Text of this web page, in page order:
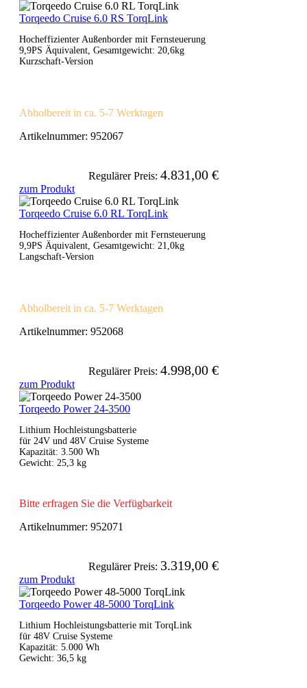
Torqeedo Cruise 6.0 RS TorqLink
Hocheffizienter Außenborder mit Fernsteuerung
9,9PS Äquivalent, Gesamtgewicht: 20,6kg
Kurzschaft-Version
Abholbereit in ca. 5-7 Werktagen
Artikelnummer: 952067
Regulärer Preis: 4.831,00 €
zum Produkt
Torqeedo Cruise 6.0 RL TorqLink
Hocheffizienter Außenborder mit Fernsteuerung
9,9PS Äquivalent, Gesamtgewicht: 21,0kg
Langschaft-Version
Abholbereit in ca. 5-7 Werktagen
Artikelnummer: 952068
Regulärer Preis: 4.998,00 €
zum Produkt
Torqeedo Power 24-3500
Lithium Hochleistungsbatterie
für 24V und 48V Cruise Systeme
Kapazität: 3.500 Wh
Gewicht: 25,3 kg
Bitte erfragen Sie die Verfügbarkeit
Artikelnummer: 952071
Regulärer Preis: 3.319,00 €
zum Produkt
Torqeedo Power 48-5000 TorqLink
Lithium Hochleistungsbatterie mit TorqLink
für 48V Cruise Systeme
Kapazität: 5.000 Wh
Gewicht: 36,5 kg